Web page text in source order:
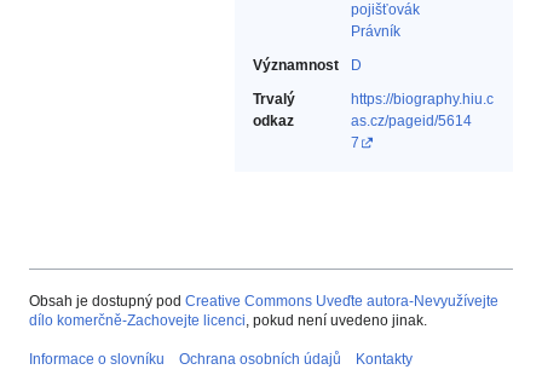
pojišťovák‎
Právník‎
Významnost
D
Trvalý
odkaz
https://biography.hiu.c
as.cz/pageid/5614
7
Obsah je dostupný pod Creative Commons Uveďte autora-Nevyužívejte
dílo komerčně-Zachovejte licenci, pokud není uvedeno jinak.
Informace o slovníku Ochrana osobních údajů Kontakty